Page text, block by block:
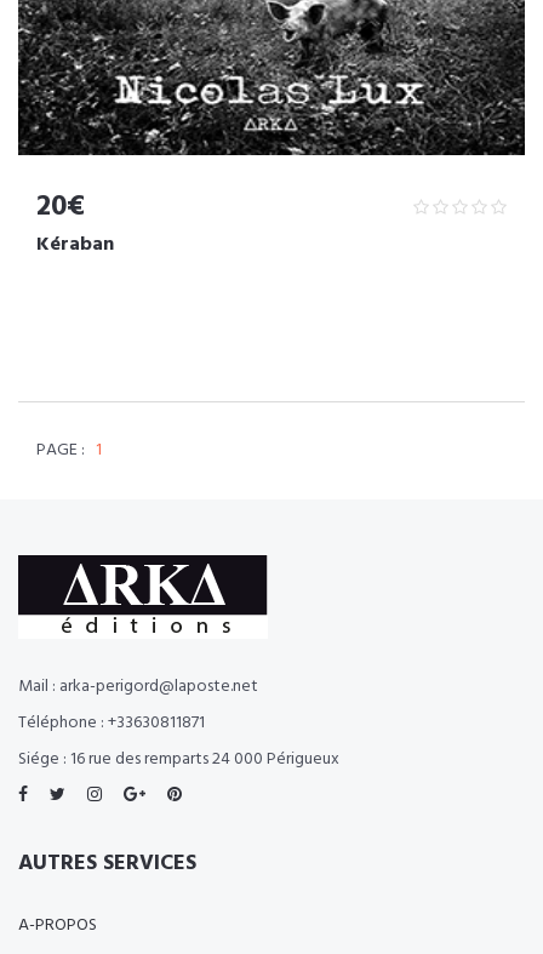
20€
Kéraban
PAGE : 1
Mail : arka-perigord@laposte.net
Téléphone : +33630811871
Siége : 16 rue des remparts 24 000 Périgueux
AUTRES SERVICES
A-PROPOS